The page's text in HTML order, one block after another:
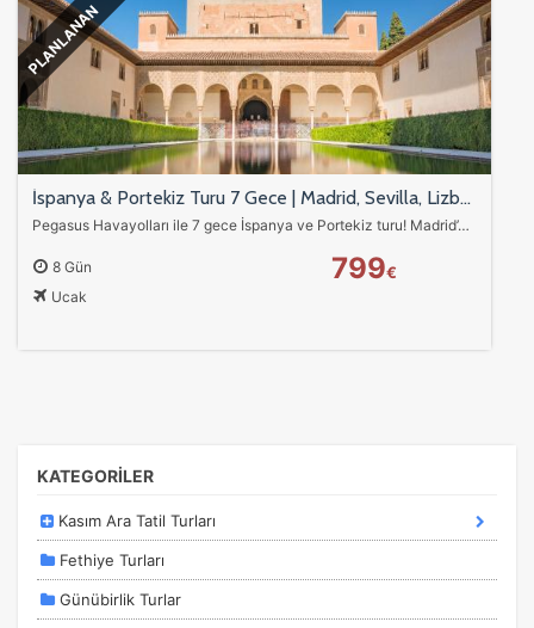
PLANLANAN
İspanya & Portekiz Turu 7 Gece | Madrid, Sevilla, Lizbon, Porto & Barcelona - Pegasus ile
Pegasus Havayolları ile 7 gece İspanya ve Portekiz turu! Madrid’den Barcelona’ya uzanan rota; Toledo, Sevilla, Lizbon ve Porto şehirleriyle dolu dolu Avrupa deneyimi.…
8 Gün
Ucak
799€
KATEGORİLER
Kasım Ara Tatil Turları
Fethiye Turları
Günübirlik Turlar